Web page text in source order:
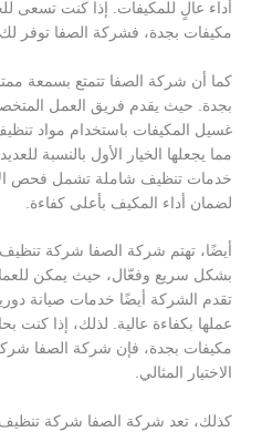
أداء عالٍ للمكيفات. إذا كنت
مكيفات بجدة، فشركة الصفا توفر
كما أن شركة الصفا تتمتع بسمعة
بجدة. حيث يقدم فريق العمل
غسيل المكيفات باستخدام مواد
مما يجعلها الخيار الأول بالنسبة
خدمات تنظيف شاملة تشمل فحص
لضمان أداء المكيف بأعلى كفاءة.
أيضًا، تهتم شركة الصفا شركة
بشكل سريع وفعّال، حيث يمكن
تقدم الشركة أيضًا خدمات صيانة
عملها بكفاءة عالية. لذلك، إذا
مكيفات بجدة، فإن شركة الصفا
الاختيار المثالي.
كذلك، تعد شركة الصفا شركة تنظيف